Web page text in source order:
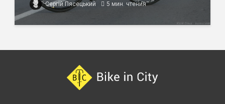
Сергій Пясецький 5 мин. чтения